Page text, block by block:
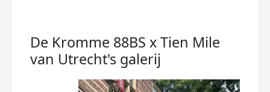
De Kromme 88BS x Tien Mile
van Utrecht's galerij